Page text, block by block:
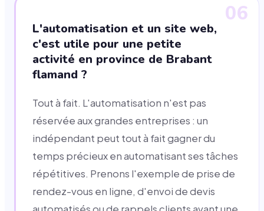
06
L'automatisation et un site web,
c'est utile pour une petite
activité en province de Brabant
flamand ?
Tout à fait. L'automatisation n'est pas
réservée aux grandes entreprises : un
indépendant peut tout à fait gagner du
temps précieux en automatisant ses tâches
répétitives. Prenons l'exemple de prise de
rendez-vous en ligne, d'envoi de devis